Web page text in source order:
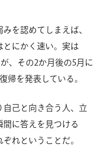
を認めてしまえば、
とにかく速い。実は
、その2か月後の5月に
帰を発表している。
自己と向き合う人、立
に答えを見つける
れということだ。